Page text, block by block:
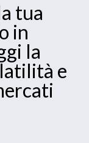
tua
in
la
e